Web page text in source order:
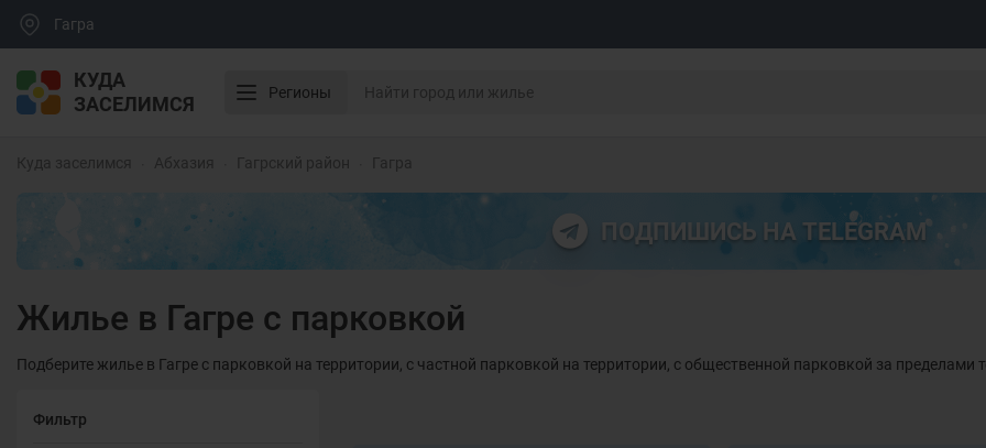
Гагра
КУДА
ЗАСЕЛИМСЯ
Регионы
Куда заселимся Абхазия Гагрский район Гагра
ПОДПИШИСЬ НА TELEGRAM
Жилье в Гагре с парковкой
Подберите жилье в Гагре с парковкой на территории, с частной парковкой на территории, с общественной парковкой за пределами
Фильтр